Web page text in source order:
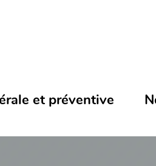
et préventive